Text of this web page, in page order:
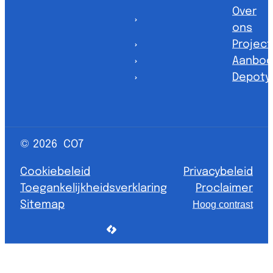
Over
ons
Aanbod
© 2026 CO7
Cookiebeleid
Privacybeleid
Toegankelijkheidsverklaring
Proclaimer
Sitemap
Hoog contrast